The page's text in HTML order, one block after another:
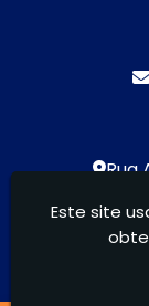
Rua
Este site